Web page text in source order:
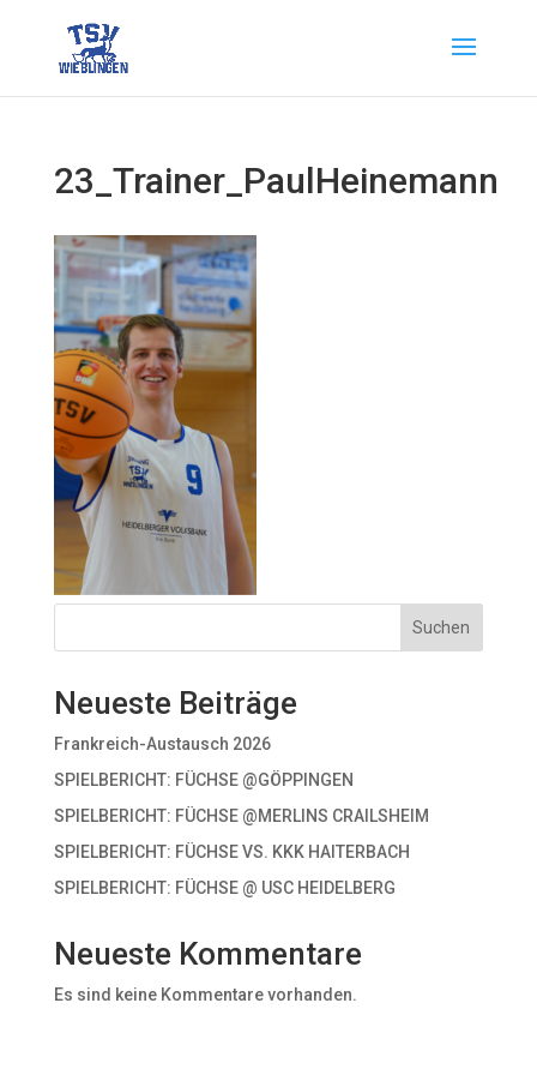
23_Trainer_PaulHeinemann
Suchen
Neueste Beiträge
Frankreich-Austausch 2026
SPIELBERICHT: FÜCHSE @GÖPPINGEN
SPIELBERICHT: FÜCHSE @MERLINS CRAILSHEIM
SPIELBERICHT: FÜCHSE VS. KKK HAITERBACH
SPIELBERICHT: FÜCHSE @ USC HEIDELBERG
Neueste Kommentare
Es sind keine Kommentare vorhanden.